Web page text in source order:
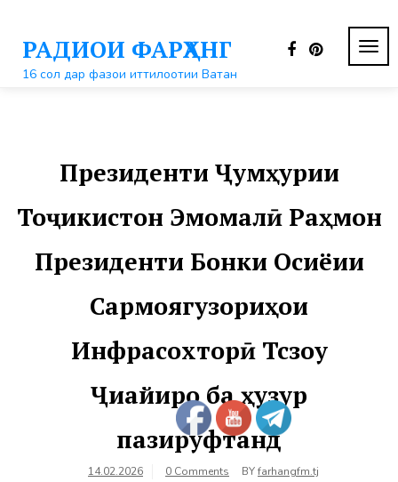
контентуРАДИОИ ФАРҲАНГ
16 сол дар фазои иттилоотии Ватан
Президенти Ҷумҳурии
Тоҷикистон Эмомалӣ Раҳмон
Президенти Бонки Осиёии
Сармоягузориҳои
Инфрасохторӣ Тсзоу
Ҷиайиро ба ҳузур
пазируфтанд
14.02.2026 0 Comments BYfarhangfm.tj